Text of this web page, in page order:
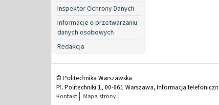
Inspektor Ochrony Danych
Informacje o przetwarzaniu
danych osobowych
Redakcja
© Politechnika Warszawska
Pl. Politechniki 1, 00-661 Warszawa, Informacja
Kontakt Mapa strony